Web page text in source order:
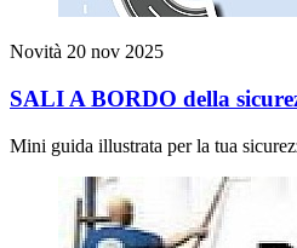
Novità 20 nov 2025
SALI A BORDO della
Mini guida illustrata per la tua